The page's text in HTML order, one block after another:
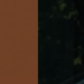
disponibles